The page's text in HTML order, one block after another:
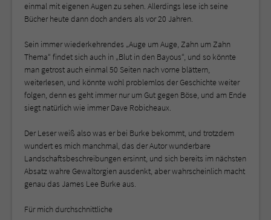
einmal mit eigenen Augen zu sehen. Allerdings lese ich seine
Bücher heute dann doch anders als vor 20 Jahren.
Sein immer wiederkehrendes „Auge um Auge, Zahn um Zahn
Thema“ findet sich auch in „Blut in den Bayous“, und so könnte
man getrost auch einmal 50 Seiten nach vorne blättern,
weiterlesen, und könnte wohl problemlos der Geschichte weiter
folgen, denn es geht immer nur um Gut gegen Böse, und am Ende
siegt natürlich wie immer Dave Robicheaux.
Der Leser weiß also was er bei Burke bekommt, und trotzdem
wundert es mich manchmal, das der Autor wunderbare
Landschaftsbeschreibungen ersinnt, und sich bereits im nächsten
Absatz wahre Gewaltorgien ausdenkt, aber wahrscheinlich macht
genau das James Lee Burke aus.
Für mich durchschnittliche